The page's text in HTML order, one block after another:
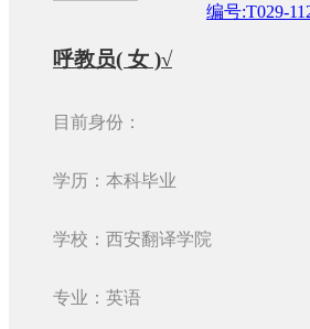
编号:T029-
呼教员( 女 )√
目前身份：
学历：本科毕业
学校：西安翻译学院
专业：英语